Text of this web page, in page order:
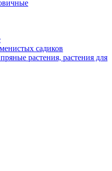
садиков
растения, растения для